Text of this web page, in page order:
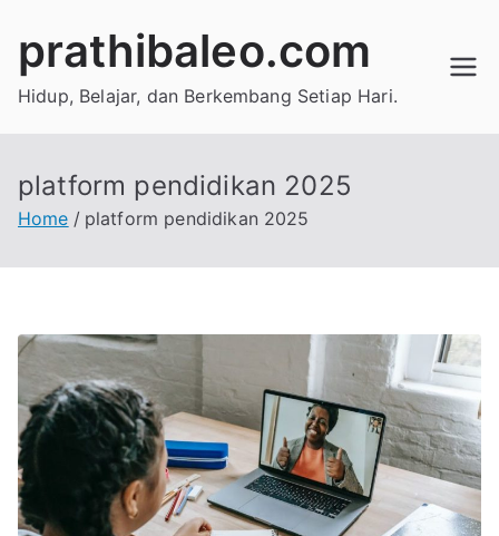
content
prathibaleo.com
Hidup, Belajar, dan Berkembang Setiap Hari.
platform pendidikan 2025
Home platform pendidikan 2025